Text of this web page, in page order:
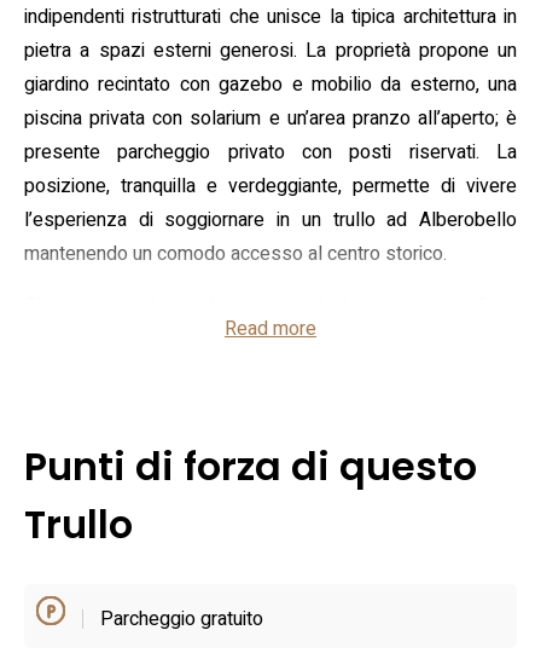
indipendenti ristrutturati che unisce la tipica architettura in
pietra a spazi esterni generosi. La proprietà propone un
giardino recintato con gazebo e mobilio da esterno, una
piscina privata con solarium e un’area pranzo all’aperto; è
presente parcheggio privato con posti riservati. La
posizione, tranquilla e verdeggiante, permette di vivere
l’esperienza di soggiornare in un trullo ad Alberobello
mantenendo un comodo accesso al centro storico.
soggiorno con divano‑letto e una cucina completamente
e connessione Wi‑Fi, oltre a servizi pratici come lavatrice e
area barbecue. Gli spazi esterni sono pensati per il relax
famigliare: ombrelloni, sdraio e zona pranzo all’aperto
gruppi in cerca di un trullo ad Alberobello con comfort
Read more
Punti di forza di questo
Trullo
Parcheggio gratuito